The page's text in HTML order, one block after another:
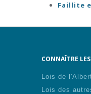
Faillite
CONNAÎTRE
Lois de
Lois des